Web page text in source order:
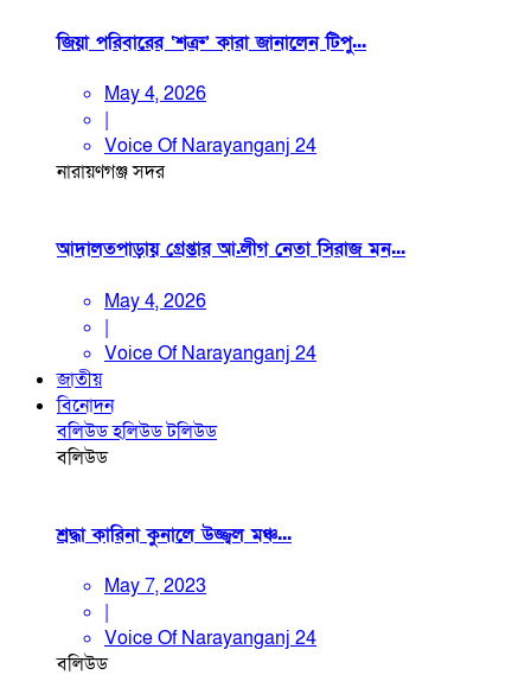
জিয়া পরিবারের ‘শত্রু’ কারা জানালেন টিপু...
May 4, 2026
|
Voice Of Narayanganj 24
নারায়ণগঞ্জ সদর
আদালতপাড়ায় গ্রেপ্তার আ.লীগ নেতা সিরাজ মন...
May 4, 2026
|
Voice Of Narayanganj 24
জাতীয়
বিনোদন
বলিউডহলিউডটলিউড
বলিউড
শ্রদ্ধা কারিনা কুনালে উজ্জ্বল মঞ্চ...
May 7, 2023
|
Voice Of Narayanganj 24
বলিউড